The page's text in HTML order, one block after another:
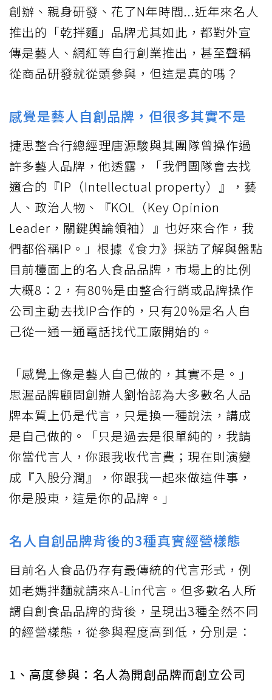
創辦、親身研發、花了N年時間...近年來名人
推出的「乾拌麵」品牌尤其如此，都對外宣
傳是藝人、網紅等自行創業推出，甚至聲稱
從商品研發就從頭參與，但這是真的嗎？
感覺是藝人自創品牌，但很多其實不是
捷思整合行總經理唐源駿與其團隊曾操作過
許多藝人品牌，他透露，「我們團隊會去找
適合的『IP（Intellectual property）』，藝
人、政治人物、『KOL（Key Opinion
Leader，關鍵輿論領袖）』也好來合作，我
們都俗稱IP。」根據《食力》採訪了解與盤點
目前檯面上的名人食品品牌，市場上的比例
大概8：2，有80%是由整合行銷或品牌操作
公司主動去找IP合作的，只有20%是名人自
己從一通一通電話找代工廠開始的。
「感覺上像是藝人自己做的，其實不是。」
思渥品牌顧問創辦人劉怡認為大多數名人品
牌本質上仍是代言，只是換一種說法，講成
是自己做的。「只是過去是很單純的，我請
你當代言人，你跟我收代言費；現在則演變
成『入股分潤』，你跟我一起來做這件事，
你是股東，這是你的品牌。」
名人自創品牌背後的3種真實經營樣態
目前名人食品仍存有最傳統的代言形式，例
如老媽拌麵就請來A-Lin代言。但多數名人所
謂自創食品品牌的背後，呈現出3種全然不同
的經營樣態，從參與程度高到低，分別是：
1、高度參與：名人為開創品牌而創立公司